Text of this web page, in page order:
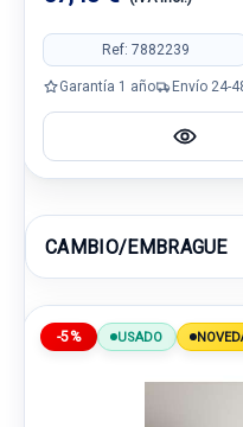
Ref: 7882239
Garantía 1 año Envío 24-
CAMBIO/EMBRAGUE
-5% USADO